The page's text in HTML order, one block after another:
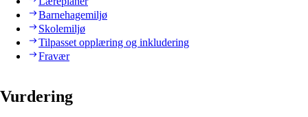
Barnehagemiljø
Skolemiljø
Tilpasset opplæring og inkludering
Fravær
Vurdering